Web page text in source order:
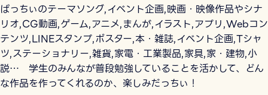
ぱっちぃのテーマソング,イベント企画,映画・映像作品やシナ
リオ,CG動画,ゲーム,アニメ,まんが,イラスト,アプリ,Webコン
テンツ,LINEスタンプ,ポスター,本・雑誌,イベント企画,Tシャ
ツ,ステーショナリー,雑貨,家電・工業製品,家具,家・建物,小
説… 学生のみんなが普段勉強していることを活かして、どん
な作品を作ってくれるのか、楽しみだっちぃ！